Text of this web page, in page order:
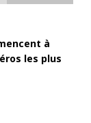
à
les plus